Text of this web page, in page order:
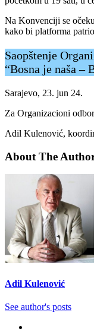
Na Konvenciji se
kako bi platforma
Saopštenje
“Bosna je naša –
Sarajevo, 23. jun 24.
Za Organizacioni
Adil Kulenović,
About The
Adil Kulenović
See author's posts